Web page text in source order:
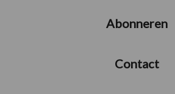
Abonneren
Contact